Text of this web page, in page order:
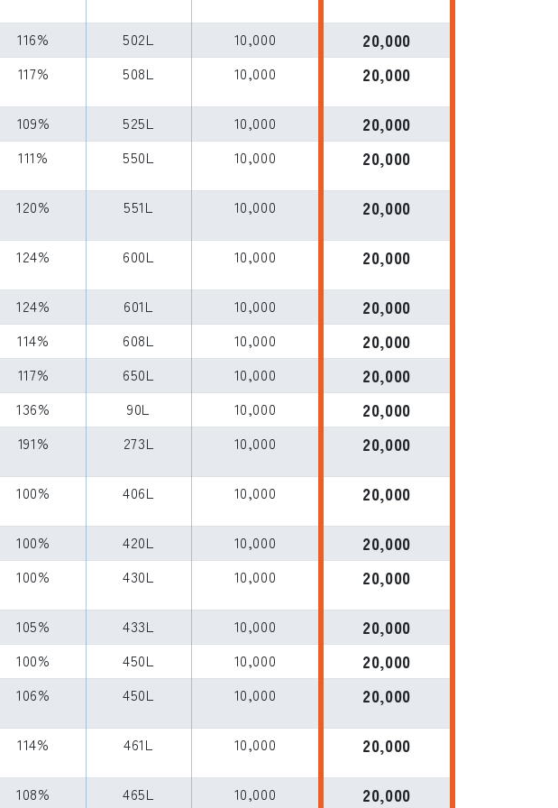
116% 502L 10,000 20,000
117% 508L 10,000 20,000
109% 525L 10,000 20,000
111% 550L 10,000 20,000
120% 551L 10,000 20,000
124% 600L 10,000 20,000
124% 601L 10,000 20,000
114% 608L 10,000 20,000
117% 650L 10,000 20,000
136% 90L 10,000 20,000
191% 273L 10,000 20,000
100% 406L 10,000 20,000
100% 420L 10,000 20,000
100% 430L 10,000 20,000
105% 433L 10,000 20,000
100% 450L 10,000 20,000
106% 450L 10,000 20,000
114% 461L 10,000 20,000
108% 465L 10,000 20,000